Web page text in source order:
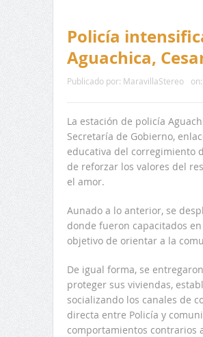
Policía
Aguachica,
Publicado por: MaravillaStereo on:
La estación de policía
Secretaría de Gobierno,
educativa del corregimiento
de reforzar los valores del
el amor.
Aunado a lo anterior,se
donde fueron capacitados
objetivo de orientar a la
De igual forma,se
proteger sus viviendas,
socializando los canales de
directa entre Policía y
comportamientos contrarios